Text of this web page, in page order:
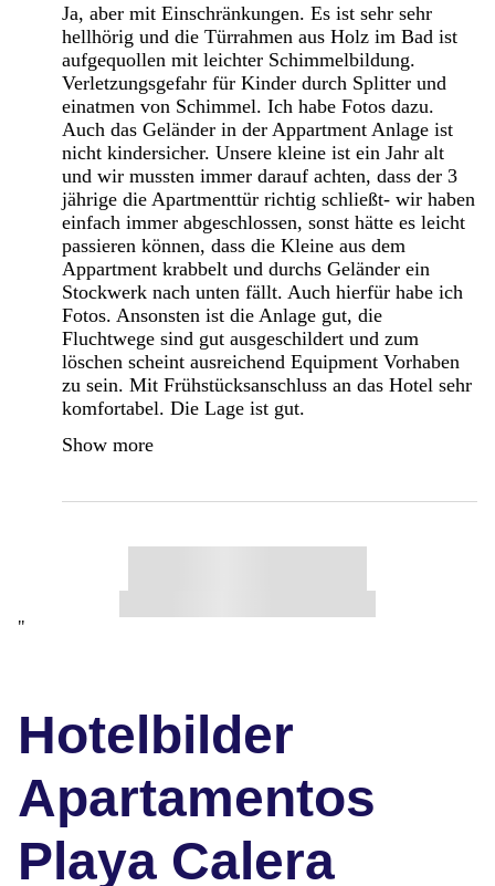
Ja, aber mit Einschränkungen. Es ist sehr sehr
hellhörig und die Türrahmen aus Holz im Bad ist
aufgequollen mit leichter Schimmelbildung.
Verletzungsgefahr für Kinder durch Splitter und
einatmen von Schimmel. Ich habe Fotos dazu.
Auch das Geländer in der Appartment Anlage ist
nicht kindersicher. Unsere kleine ist ein Jahr alt
und wir mussten immer darauf achten, dass der 3
jährige die Apartmenttür richtig schließt- wir haben
einfach immer abgeschlossen, sonst hätte es leicht
passieren können, dass die Kleine aus dem
Appartment krabbelt und durchs Geländer ein
Stockwerk nach unten fällt. Auch hierfür habe ich
Fotos. Ansonsten ist die Anlage gut, die
Fluchtwege sind gut ausgeschildert und zum
löschen scheint ausreichend Equipment Vorhaben
zu sein. Mit Frühstücksanschluss an das Hotel sehr
komfortabel. Die Lage ist gut.
Show more
"
Hotelbilder
Apartamentos
Playa Calera